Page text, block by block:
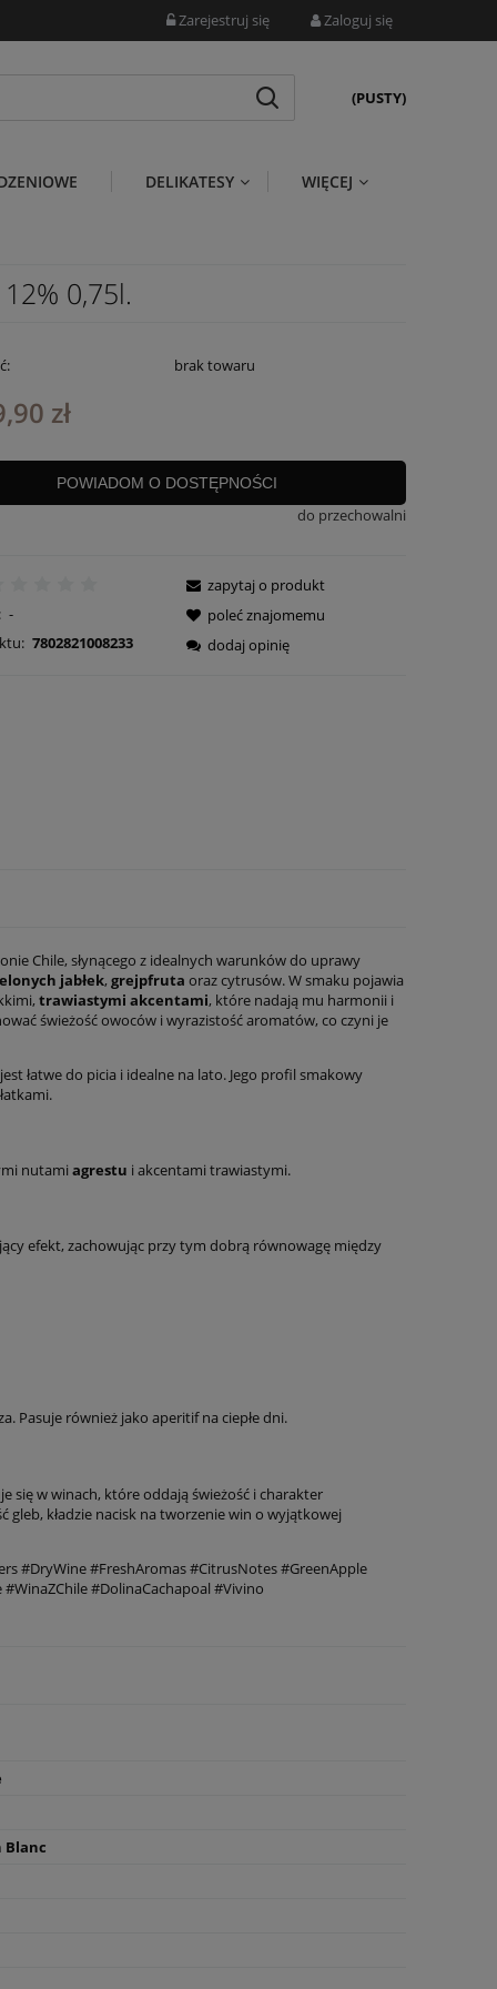
Zarejestruj się Zaloguj się
(PUSTY)
DELIKATESY WIĘCEJ
0,75l.
brak towaru
zł
POWIADOM O DOSTĘPNOŚCI
do przechowalni
-
7802821008233
zapytaj o produkt
poleć znajomemu
dodaj opinię
Chile, słynącego z idealnych warunków do uprawy
jabłek, grejpfruta oraz cytrusów. W smaku pojawia
trawiastymi akcentami, które nadają mu harmonii i
świeżość owoców i wyrazistość aromatów, co czyni je
łatwe do picia i idealne na lato. Jego profil smakowy
nutami agrestu i akcentami trawiastymi.
efekt, zachowując przy tym dobrą równowagę między
Pasuje również jako aperitif na ciepłe dni.
się w winach, które oddają świeżość i charakter
kładzie nacisk na tworzenie win o wyjątkowej
#DryWine #FreshAromas #CitrusNotes #GreenApple
#DolinaCachapoal #Vivino
Blanc